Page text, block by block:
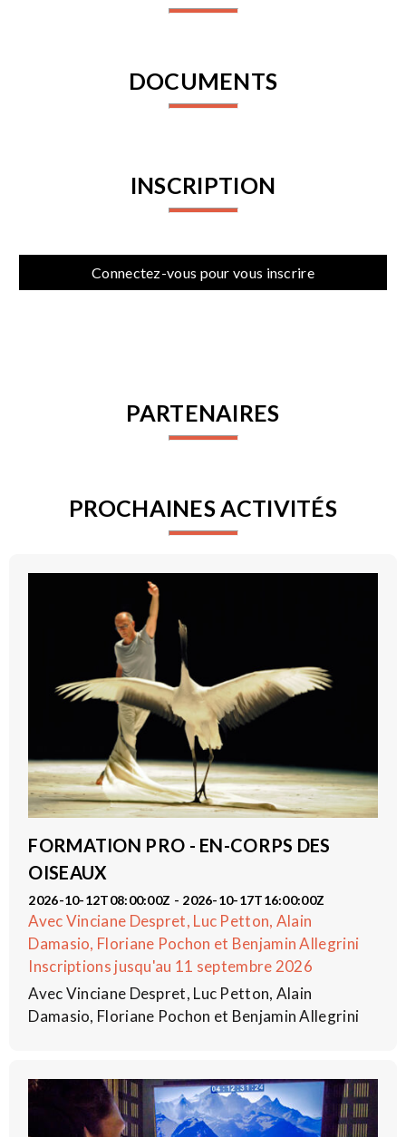
DOCUMENTS
INSCRIPTION
Connectez-vous pour vous inscrire
PARTENAIRES
PROCHAINES ACTIVITÉS
FORMATION PRO - EN-CORPS DES
OISEAUX
2026-10-12T08:00:00Z - 2026-10-17T16:00:00Z
Avec Vinciane Despret, Luc Petton, Alain
Damasio, Floriane Pochon et Benjamin Allegrini
Inscriptions jusqu'au 11 septembre 2026
Avec Vinciane Despret, Luc Petton, Alain
Damasio, Floriane Pochon et Benjamin Allegrini